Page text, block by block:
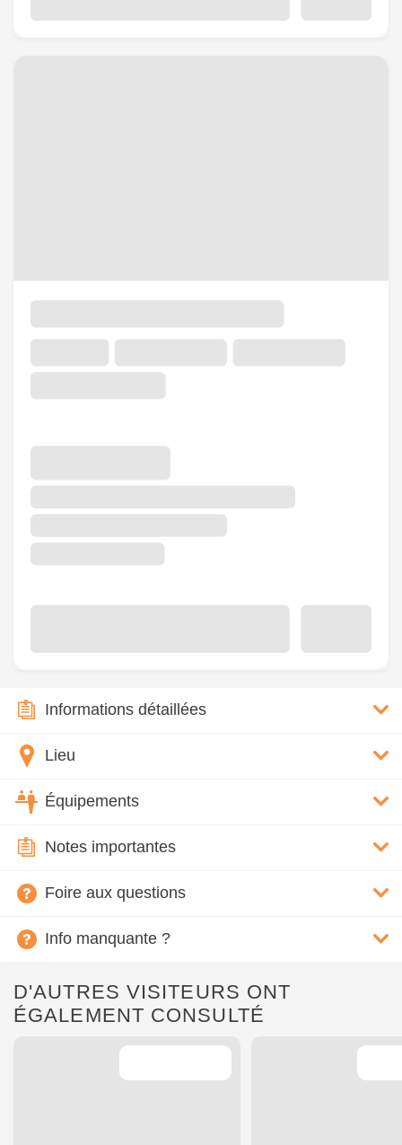
Informations détaillées
Lieu
Équipements
Notes importantes
Foire aux questions
Info manquante ?
D'AUTRES VISITEURS ONT
ÉGALEMENT CONSULTÉ